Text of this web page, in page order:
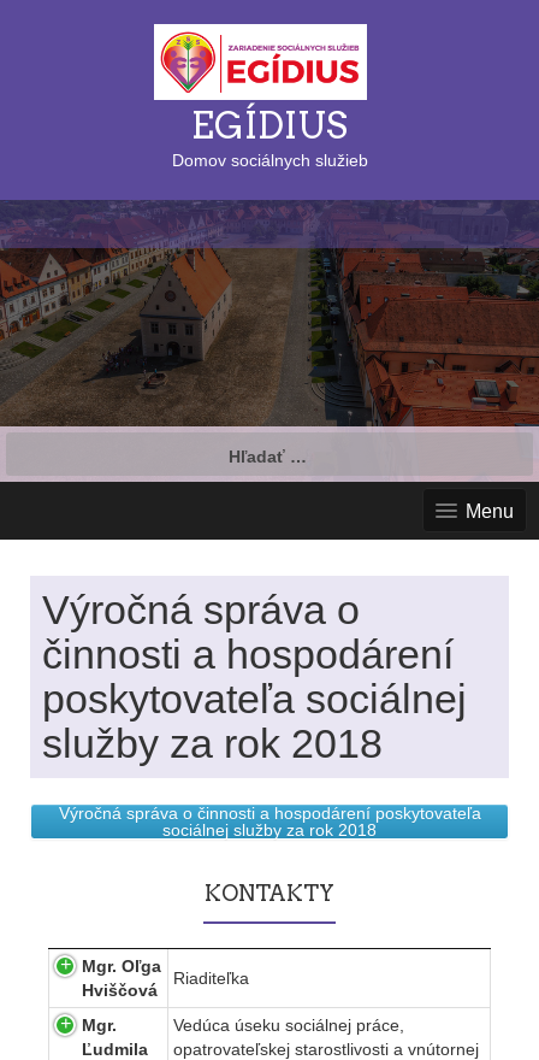
EGÍDIUS
Domov sociálnych služieb
Menu
Výročná správa o
činnosti a hospodárení
poskytovateľa sociálnej
služby za rok 2018
Výročná správa o činnosti a hospodárení poskytovateľa
sociálnej služby za rok 2018
KONTAKTY
Mgr. Oľga
Hviščová
Riaditeľka
Mgr.
Ľudmila
Vedúca úseku sociálnej práce,
opatrovateľskej starostlivosti a vnútornej